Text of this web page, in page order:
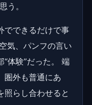
う。
でできるだけで事
気、パンフの言い
体験”だった。 端
圏外も普通にあ
照らし合わせると